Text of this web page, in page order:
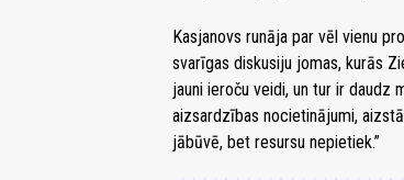
Kasjanovs runāja par vēl vienu
svarīgas diskusiju jomas, kurās
jauni ieroču veidi, un tur ir daudz
aizsardzības nocietinājumi,
jābūvē, bet resursu nepietiek.”